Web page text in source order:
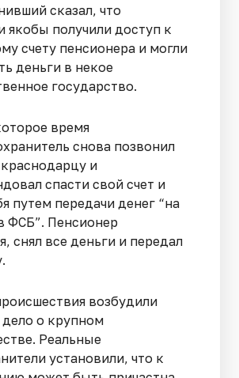
сказал, что
якобы получили доступ к
счету пенсионера и могли
деньги в некое
государство.
время
снова позвонил
и
спасти свой счет и
путем передачи денег “на
ФСБ”. Пенсионер
снял все деньги и передал
возбудили
дело о крупном
Реальные
установили, что к